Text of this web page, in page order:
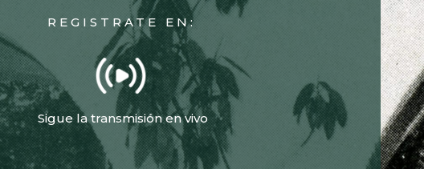
REGISTRATE EN:
Sigue la transmisión en vivo